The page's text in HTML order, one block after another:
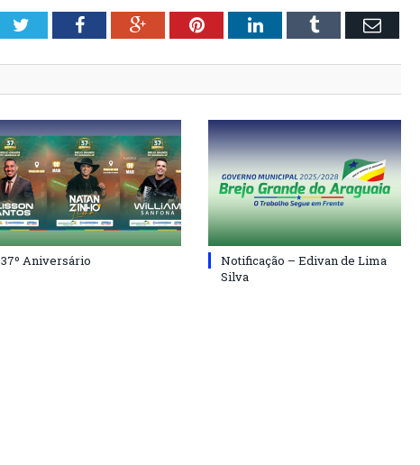
TwitterFacebookGoogle+PinterestLinkedInTumblr Email
37º Aniversário
Notificação – Edivan de Lima
Silva